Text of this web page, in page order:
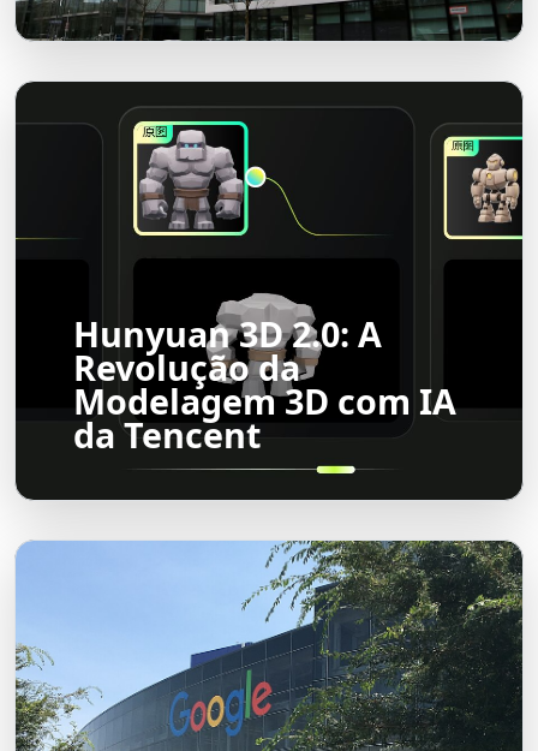
Hunyuan 3D 2.0: A
Revolução da
Modelagem 3D com IA
da Tencent